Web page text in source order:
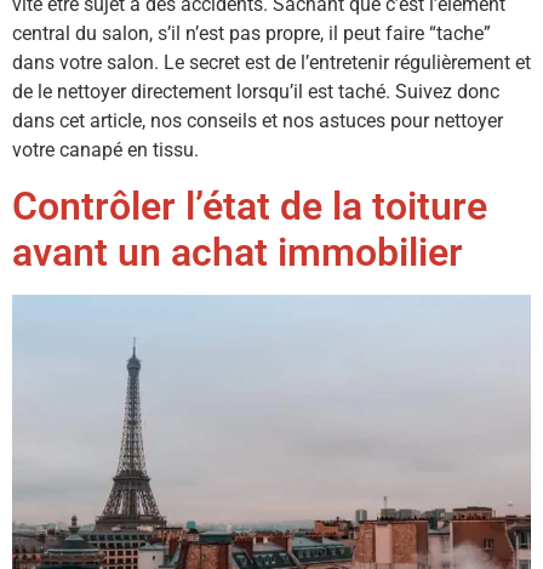
vite être sujet à des accidents. Sachant que c’est l’élément
central du salon, s’il n’est pas propre, il peut faire “tache”
dans votre salon. Le secret est de l’entretenir régulièrement et
de le nettoyer directement lorsqu’il est taché. Suivez donc
dans cet article, nos conseils et nos astuces pour nettoyer
votre canapé en tissu.
Contrôler l’état de la toiture
avant un achat immobilier